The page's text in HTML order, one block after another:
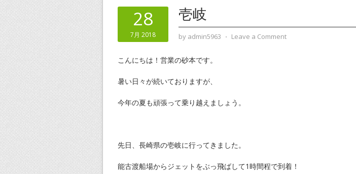
28
7月 2018
壱岐
by admin5963 ⋅ Leave a Comment
こんにちは！営業の砂本です。
暑い日々が続いておりますが、
今年の夏も頑張って乗り越えましょう。
先日、長崎県の壱岐に行ってきました。
能古渡船場からジェットをぶっ飛ばして1時間程で到着！